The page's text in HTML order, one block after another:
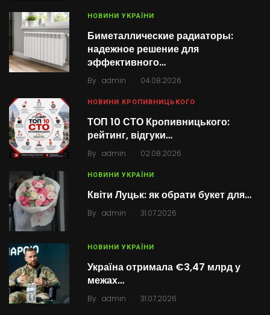
НОВИНИ УКРАЇНИ
Биметаллические радиаторы:
надежное решение для
эффективного…
By admin . 04.08.2026
НОВИНИ КРОПИВНИЦЬКОГО
ТОП 10 СТО Кропивницького:
рейтинг, відгуки…
By admin . 02.08.2026
НОВИНИ УКРАЇНИ
Квіти Луцьк: як обрати букет для…
By admin . 31.07.2026
НОВИНИ УКРАЇНИ
Україна отримала €3,47 млрд у
межах…
By admin . 31.07.2026